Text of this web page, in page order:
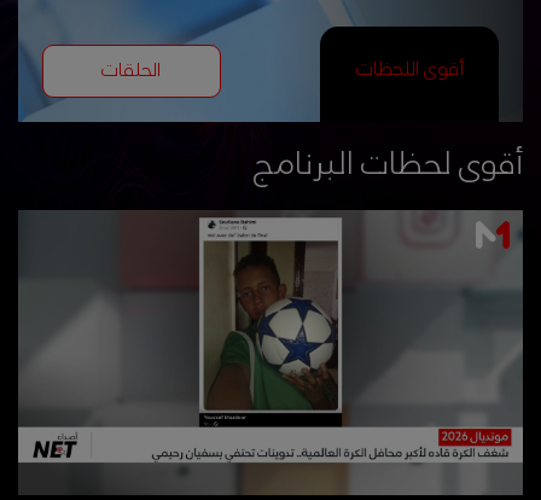
أقوى اللحظات الحلقات
أقوى لحظات البرنامج